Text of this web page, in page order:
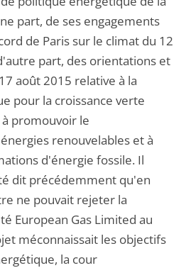
part, de ses engagements
de Paris sur le climat du 12
part, des orientations et
août 2015 relative à la
pour la croissance verte
promouvoir le
renouvelables et à
d'énergie fossile. Il
dit précédemment qu'en
ne pouvait rejeter la
European Gas Limited au
méconnaissait les objectifs
la cour